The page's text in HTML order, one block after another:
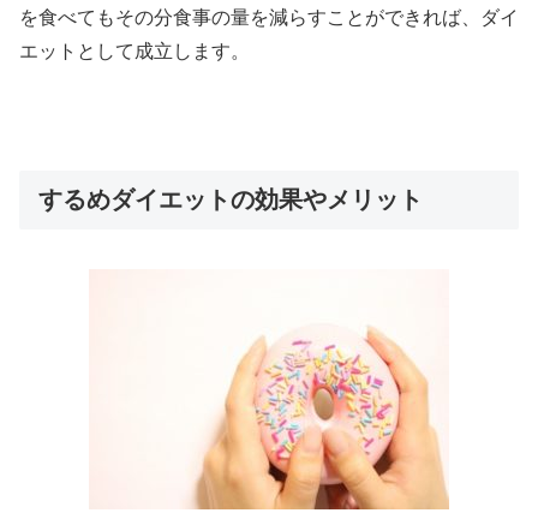
を食べてもその分食事の量を減らすことができれば、ダイ
エットとして成立します。
するめダイエットの効果やメリット